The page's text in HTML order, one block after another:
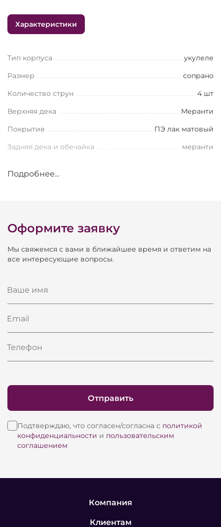
Характеристики
Тип корпуса
укулеле
Размер
сопрано
Количество струн
4 шт
Верхняя дека
Меранти
Покрытие
ПЭ лак матовый
Задняя дека и обечайка
меранти
Колки
Струны
стандарт
Подробнее...
Оформите заявку
Мы свяжемся с вами в ближайшее время и ответим на
все интересующие вопросы.
Ваше имя
Email
Телефон
Подтверждаю, что согласен/согласна с политикой
конфиденциальности и пользовательским
соглашением
Отправить
Компания
Клиентам